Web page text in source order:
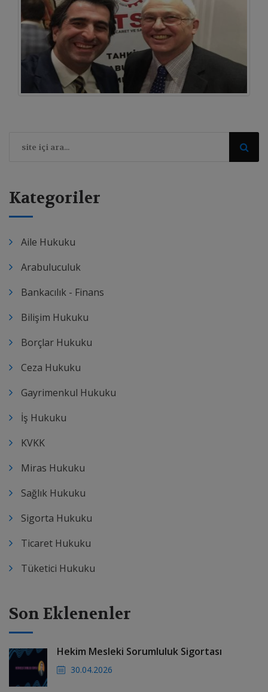
Kategoriler
Aile Hukuku
Arabuluculuk
Bankacılık - Finans
Bilişim Hukuku
Borçlar Hukuku
Ceza Hukuku
Gayrimenkul Hukuku
İş Hukuku
KVKK
Miras Hukuku
Sağlık Hukuku
Sigorta Hukuku
Ticaret Hukuku
Tüketici Hukuku
Son Eklenenler
Hekim Mesleki Sorumluluk Sigortası
30.04.2026